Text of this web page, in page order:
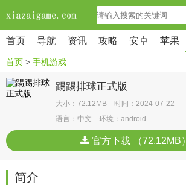
首页 导航 资讯 攻略 安卓 苹果
首页 > 手机游戏
踢踢排球正式版
大小：72.12MB 时间：2024-07-22
语言：中文 环境：android
官方下载 （72.12MB）
简介